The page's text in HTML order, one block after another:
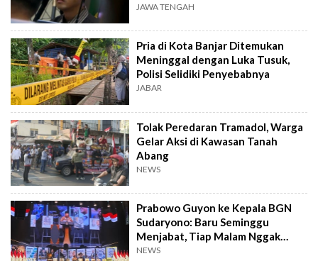
JAWA TENGAH
Pria di Kota Banjar Ditemukan
Meninggal dengan Luka Tusuk,
Polisi Selidiki Penyebabnya
JABAR
Tolak Peredaran Tramadol, Warga
Gelar Aksi di Kawasan Tanah
Abang
NEWS
Prabowo Guyon ke Kepala BGN
Sudaryono: Baru Seminggu
Menjabat, Tiap Malam Nggak
Tidur
NEWS